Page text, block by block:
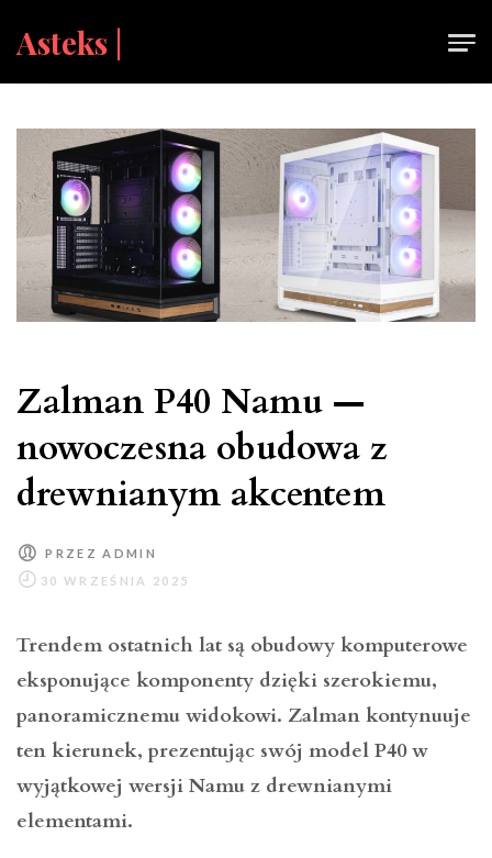
Asteks |
Zalman P40 Namu —
nowoczesna obudowa z
drewnianym akcentem
PRZEZADMIN
Trendem ostatnich lat są obudowy komputerowe
eksponujące komponenty dzięki szerokiemu,
panoramicznemu widokowi. Zalman kontynuuje
ten kierunek, prezentując swój model P40 w
wyjątkowej wersji Namu z drewnianymi
elementami.